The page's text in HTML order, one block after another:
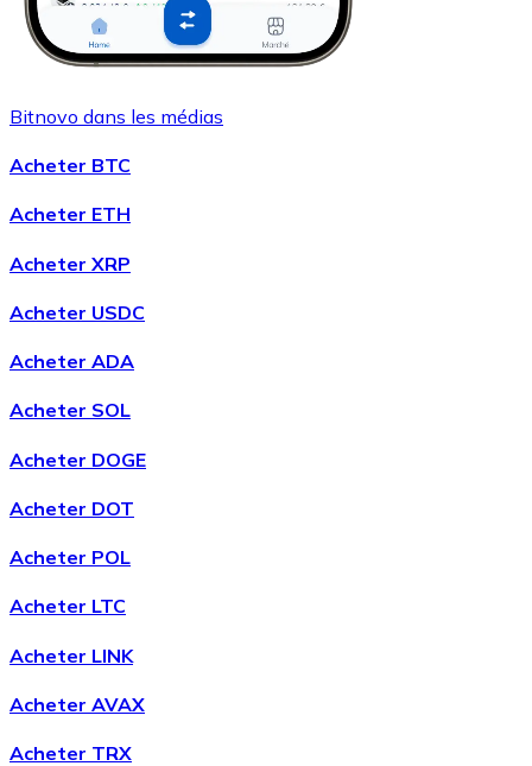
Bitnovo dans les médias
Acheter BTC
Acheter ETH
Acheter XRP
Acheter USDC
Acheter ADA
Acheter SOL
Acheter DOGE
Acheter DOT
Acheter POL
Acheter LTC
Acheter LINK
Acheter AVAX
Acheter TRX